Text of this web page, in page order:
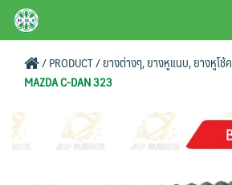
SkipBRPAUTO.COM
/PRODUCT/ยางต่างๆ, ยางหูแนบ, ยางหูโช้ค
MAZDA C-DAN 323